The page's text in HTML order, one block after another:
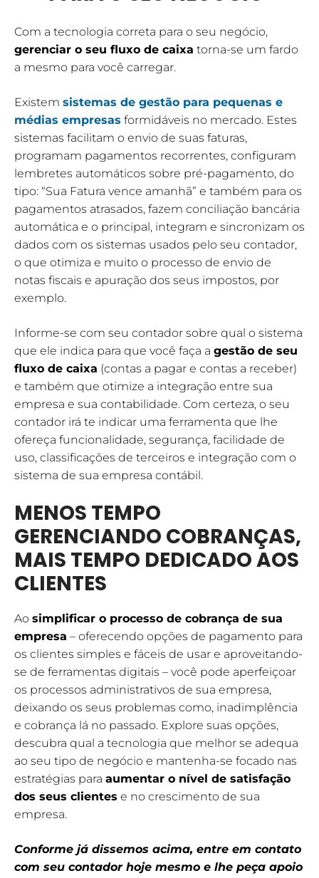
Com a tecnologia correta para o seu negócio,
gerenciar o seu fluxo de caixa torna-se um fardo
a mesmo para você carregar.
Existem sistemas de gestão para pequenas e
médias empresas formidáveis no mercado. Estes
sistemas facilitam o envio de suas faturas,
programam pagamentos recorrentes, configuram
lembretes ​​automáticos sobre pré-pagamento, do
tipo: “Sua Fatura vence amanhã” e também para os
pagamentos atrasados, fazem conciliação bancária
automática e o principal, integram e sincronizam os
dados com os sistemas usados pelo seu contador,
o que otimiza e muito o processo de envio de
notas fiscais e apuração dos seus impostos, por
exemplo.
Informe-se com seu contador sobre qual o sistema
que ele indica para que você faça a gestão de seu
fluxo de caixa (contas a pagar e contas a receber)
e também que otimize a integração entre sua
empresa e sua contabilidade. Com certeza, o seu
contador irá te indicar uma ferramenta que lhe
ofereça funcionalidade, segurança, facilidade de
uso, classificações de terceiros e integração com o
sistema de sua empresa contábil.
MENOS TEMPO
GERENCIANDO COBRANÇAS,
MAIS TEMPO DEDICADO AOS
CLIENTES
Ao simplificar o processo de cobrança de sua
empresa – oferecendo opções de pagamento para
os clientes simples e fáceis de usar e aproveitando-
se de ferramentas digitais – você pode aperfeiçoar
os processos administrativos de sua empresa,
deixando os seus problemas como, inadimplência
e cobrança lá no passado. Explore suas opções,
descubra qual a tecnologia que melhor se adequa
ao seu tipo de negócio e mantenha-se focado nas
estratégias para aumentar o nível de satisfação
dos seus clientes e no crescimento de sua
empresa.
Conforme já dissemos acima, entre em contato
com seu contador hoje mesmo e lhe peça apoio